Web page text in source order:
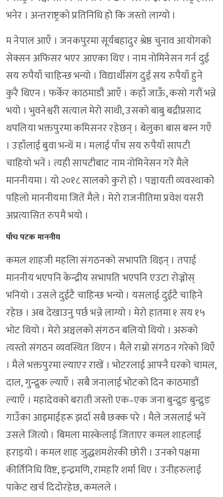
भनेर । अन्तराष्ट्रको प्रतिनिधि हो कि जस्तो लाग्यो ।
म नेपाल आएँ । जनकपुरमा सूर्यबहादुर श्रेष्ठ चुनाव आयोगको
सेक्सन अफिसर भएर आएका थिए । नाम नोमिनेसन गर्न दुई
सय रुपैयाँ चाहिन्छ भन्यो । विद्यार्थीसंग दुई सय रुपैयाँ हुने
कुरै थिएन । फर्केर काठमाडौं आएँ । कहाँ जाऊँ, कसो गरौं भन्ने
भयो । भुवनेश्वरी सत्याल मेरो साथी, उसको बाबु बद्रीप्रसाद
थपलिया भक्तपुरमा कमिसनर रहेछन् । बेलुका बास बस्न गएँ
। उहाँलाई बुवा भन्थें म । मलाई पाँच सय रुपैयाँ सापटी
चाहियो भनें । त्यही सापटीबाट नाम नोमिनेसन गरें मैले
माननीयमा । यो २०१८ सालको कुरो हो । पञ्चायती व्यवस्थाको
पहिलो माननीयमा जितें मैले । मेरो राजनीतिमा प्रवेश यसरी
अप्रत्यासित रुपमै भयो ।
पाँच पटक माननीय
कमल शाहजी महलिा संगठनको सभापति थिइन् । तपाई
माननीय भएपनि केन्द्रीय सभापति भएपनि एउटा रोज्नोस्
भनियो । उसले दुईटै चाहिन्छ भन्यो । यसलाई दुईटै चाहिने
रहेछ । अब देखाउनु पर्छ भन्ने लाग्यो । मेरो हातमा १ सय १५
भोट थियो । मेरो अञ्चलको संगठन बलियो थियो । अरुको
त्यस्तो संगठन व्यवस्थित थिएन । मैले राम्रो संगठन गरेको थिएँ
। मैले भक्तपुरमा ल्याएर राखें । भोटरलाई आफ्नै घरको चामल,
दाल, गुन्द्रुक ल्याएँ । सबै जनालाई भोटको दिन काठमाडौं
ल्याएँ । महादेवको बराती जस्तो एक–एक जना बुन्द्रुङ बुन्द्रुङ
गाउँका आइमाईहरू झर्दा सबै छक्क परे । मैले जसलाई भनें
उसले जित्यो । बिमला मास्केलाई जिताएर कमल शाहलाई
हराइयो । कमल शाह जुद्धशमशेरकी छोरी । उनको पक्षमा
कीर्तिनिधि विष्ट, इन्द्रमणि, रामहरि शर्मा थिए । उनीहरुलाई
पाकेट खर्च दिदोरहेछ, कमलले ।